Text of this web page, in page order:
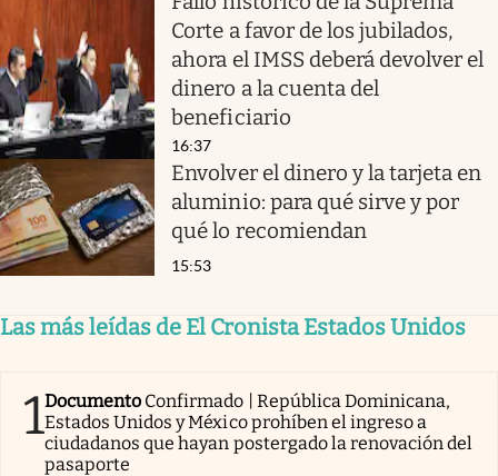
Corte a favor de los jubilados,
ahora el IMSS deberá devolver el
dinero a la cuenta del
beneficiario
16:37
Envolver el dinero y la tarjeta en
aluminio: para qué sirve y por
qué lo recomiendan
15:53
Las más leídas de El Cronista Estados Unidos
1Documento Confirmado | República Dominicana,
Estados Unidos y México prohíben el ingreso a
ciudadanos que hayan postergado la renovación del
pasaporte